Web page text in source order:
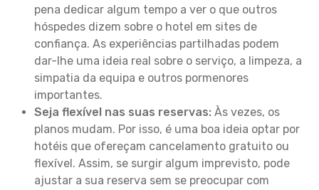
pena dedicar algum tempo a ver o que outros
hóspedes dizem sobre o hotel em sites de
confiança. As experiências partilhadas podem
dar-lhe uma ideia real sobre o serviço, a limpeza, a
simpatia da equipa e outros pormenores
importantes.
Seja flexível nas suas reservas: Às vezes, os
planos mudam. Por isso, é uma boa ideia optar por
hotéis que ofereçam cancelamento gratuito ou
flexível. Assim, se surgir algum imprevisto, pode
ajustar a sua reserva sem se preocupar com